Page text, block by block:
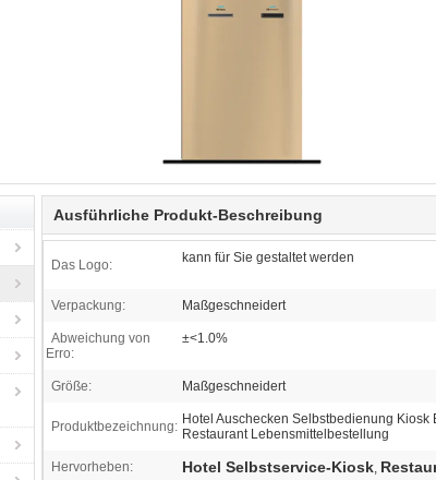
Ausführliche Produkt-Beschreibung
Das Logo: kann für Sie gestaltet werden
Verpackung: Maßgeschneidert
Abweichung von
Erro:
±<1.0%
Größe: Maßgeschneidert
Produktbezeichnung: Hotel Auschecken Selbstbedienung Kiosk
Restaurant Lebensmittelbestellung
Hervorheben: Hotel Selbstservice-Kiosk,